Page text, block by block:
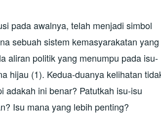
pada awalnya, telah menjadi simbol
sebuah sistem kemasyarakatan yang
aliran politik yang menumpu pada isu-
hijau (1). Kedua-duanya kelihatan
adakah ini benar? Patutkah isu-isu
Isu mana yang lebih penting?